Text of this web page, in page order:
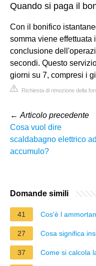
Quando si paga il
Con il bonifico
somma viene effettuata
conclusione
secondi. Questo
giorni su 7, compresi i
Richiesta di rimozione della
← Articolo precedente
Cosa vuol dire
scaldabagno elettrico ad
accumulo?
Domande simili
41 Cos'è l
27 Cosa significa
37 Come si calcola